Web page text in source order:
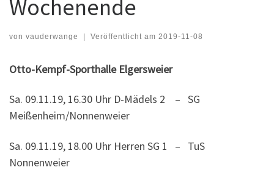
Wochenende
von vauderwange | Veröffentlicht am 2019-11-08
Otto-Kempf-Sporthalle Elgersweier
Sa. 09.11.19, 16.30 Uhr D-Mädels 2 – SG
Meißenheim/Nonnenweier
Sa. 09.11.19, 18.00 Uhr Herren SG 1 – TuS
Nonnenweier